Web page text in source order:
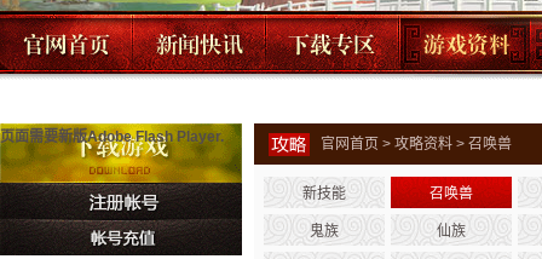
游戏爱好者
我的足迹： 大话2经典版
页面需要新版Adobe Flash Player. 官网首页 > 攻略资料 > 召唤兽
新技能 召唤兽
鬼族 仙族